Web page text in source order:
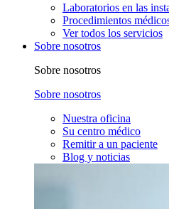
Laboratorios en las
Procedimientos
Ver todos los servicios
Sobre nosotros
Sobre nosotros
Sobre nosotros
Nuestra oficina
Su centro médico
Remitir a un paciente
Blog y noticias